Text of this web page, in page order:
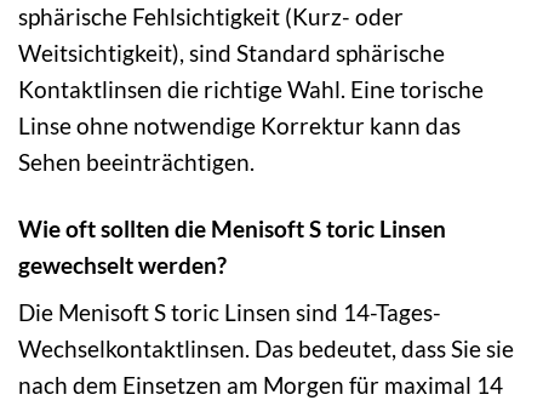
sphärische Fehlsichtigkeit (Kurz- oder
Weitsichtigkeit), sind Standard sphärische
Kontaktlinsen die richtige Wahl. Eine torische
Linse ohne notwendige Korrektur kann das
Sehen beeinträchtigen.
Wie oft sollten die Menisoft S toric Linsen
gewechselt werden?
Die Menisoft S toric Linsen sind 14-Tages-
Wechselkontaktlinsen. Das bedeutet, dass Sie sie
nach dem Einsetzen am Morgen für maximal 14